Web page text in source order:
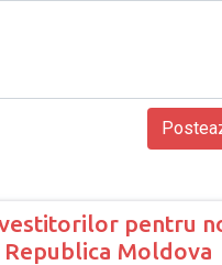
pentru
Moldova